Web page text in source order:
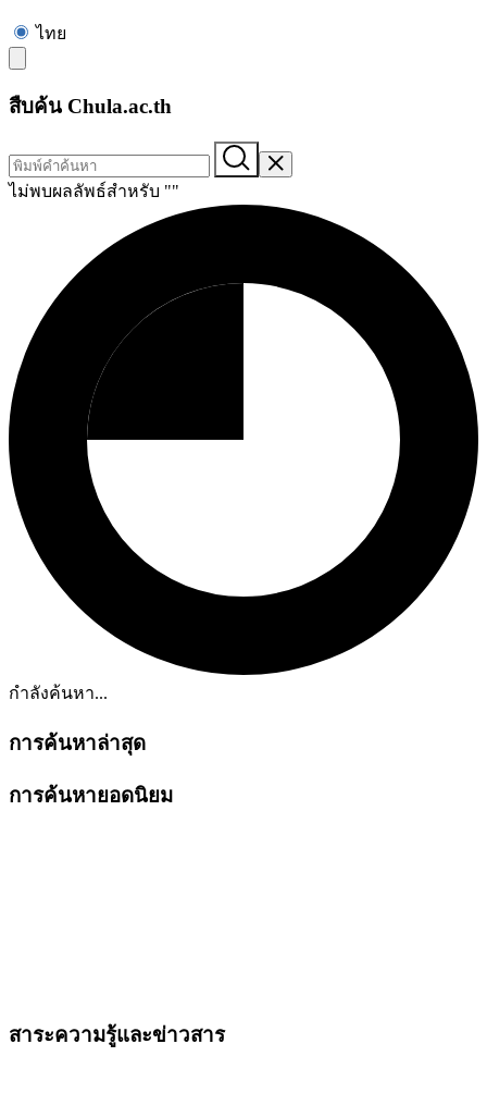
ไทย
สืบค้น Chula.ac.th
ไม่พบผลลัพธ์สำหรับ ""
กำลังค้นหา...
การค้นหาล่าสุด
การค้นหายอดนิยม
สาระความรู้และข่าวสาร